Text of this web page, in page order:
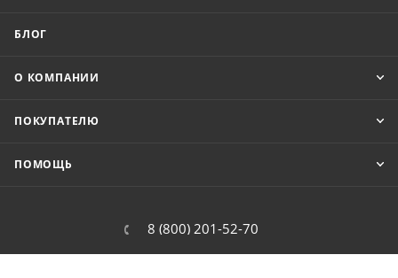
БЛОГ
О КОМПАНИИ
ПОКУПАТЕЛЮ
ПОМОЩЬ
8 (800) 201-52-70